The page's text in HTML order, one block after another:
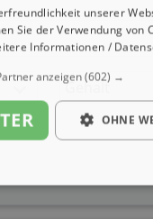
Gehalt
unserer
Sie der Verwendung von
Informationen /
anzeigen(602) →
OHNE